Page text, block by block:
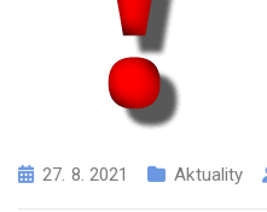
27. 8. 2021 Aktuality